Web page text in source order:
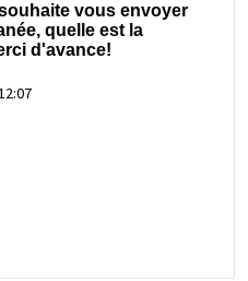
vous envoyer
quelle est la
d'avance!